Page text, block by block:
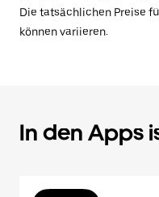
Die tatsächlichen Preise
können variieren.
In den Apps